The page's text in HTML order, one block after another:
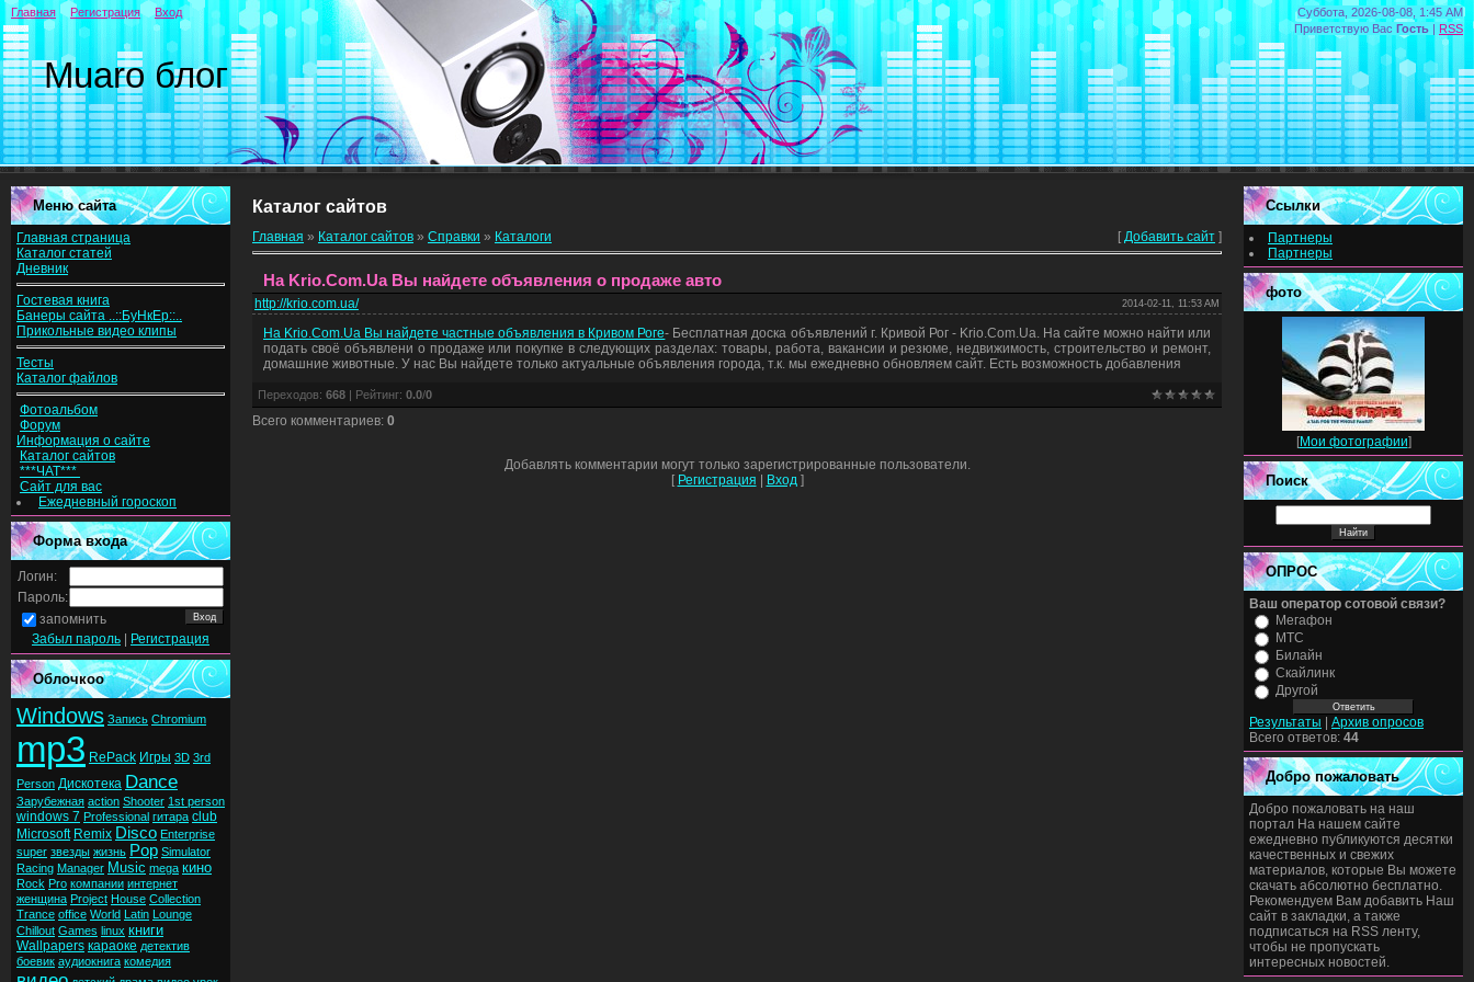
Суббота, 2026-08-08, 1:45 AM
Приветствую Вас Гость | RSS
Muaro блог
Главная Регистрация Вход
Меню сайта
Главная страница
Каталог статей
Дневник
Гостевая книга
Банеры сайта ..::БуНкЕр::..
Прикольные видео клипы
Тесты
Каталог файлов
Фотоальбом
Форум
Информация о сайте
Каталог сайтов
***ЧАТ***
Сайт для вас
Ежедневный гороскоп
Форма входа
Логин:
Пароль:
запомнить
Забыл пароль
Регистрация
Облочкоо
Windows Запись Chromium
mp3 RePack Игры 3D 3rd
Person Дискотека Dance
Зарубежная action Shooter 1st person
windows 7 Professional гитара club
Microsoft Remix Disco Enterprise
super звезды жизнь Pop Simulator
Racing Manager Music mega кино
Rock Pro компании интернет
женщина Project House Collection
Trance office World Latin Lounge
Chillout Games linux книги
Wallpapers караоке детектив
боевик аудиокнига комедия
Каталог сайтов
Главная » Каталог сайтов » Справки » Каталоги [ Добавить сайт ]
На Krio.Com.Ua Вы найдете объявления о продаже авто
http://krio.com.ua/ 2014-02-11, 11:53 AM
На Krio.Com.Ua Вы найдете частные объявления в Кривом Роге- Бесплатная доска объявлений г. Кривой Рог - Krio.Com.Ua. На сайте можно найти или
подать своё объявлени о продаже или покупке в следующих разделах: товары, работа, вакансии и резюме, недвижимость, строительство и ремонт,
домашние животные. У нас Вы найдете только актуальные объявления города, т.к. мы ежедневно обновляем сайт. Есть возможность добавления
Переходов: 668 | Рейтинг: 0.0/0
Всего комментариев: 0
Добавлять комментарии могут только зарегистрированные пользователи.
[ Регистрация | Вход ]
Ссылки
Партнеры
Партнеры
фото
[Мои фотографии]
Поиск
ОПРОС
Ваш оператор сотовой связи?
Мегафон
МТС
Билайн
Скайлинк
Другой
Результаты
Архив опросов
Всего ответов: 44
Добро пожаловать
Добро пожаловать на наш
портал На нашем сайте
ежедневно публикуются десятки
качественных и свежих
материалов, которые Вы можете
скачать абсолютно бесплатно.
Рекомендуем Вам добавить Наш
сайт в закладки, а также
подписаться на RSS ленту,
чтобы не пропускать
интересных новостей.